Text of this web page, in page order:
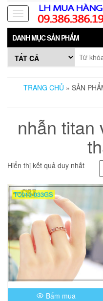
Skip
the
content
Toggle
navigation
DANH MỤC SẢN PHẨM
TRANG CHỦ » SẢN
nhẫn titan
Hiển thị kết quả duy nhất
TC010-033GS
Bấm mua